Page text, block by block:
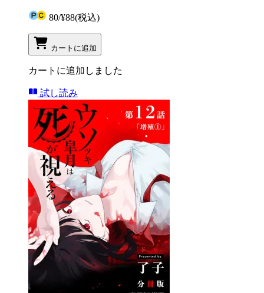
80/¥88(税込)
カートに追加
カートに追加しました
試し読み